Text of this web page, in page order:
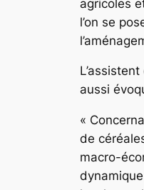
agricoles
l’on se
aussi
«
de
macro-